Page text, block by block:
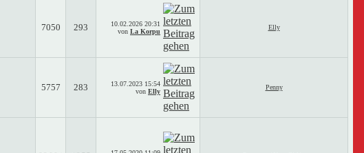
7050 293 10.02.2026 20:31
von La Korpu
Elly
5757 283 13.07.2023 15:54
von Elly
Penny